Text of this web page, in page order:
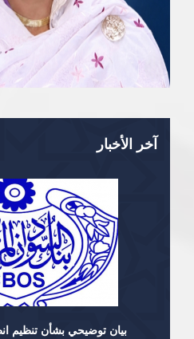
آخر الأخبار
بيان توضيحي بشأن تنظيم